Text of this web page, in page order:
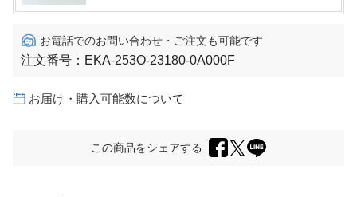
お電話でのお問い合わせ・ご注文も可能です
注文番号： EKA-253O-23180-0A000F
お届け・購入可能数について
この商品をシェアする